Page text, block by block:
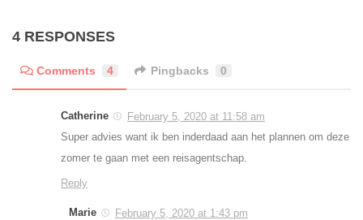
4 RESPONSES
Comments 4 Pingbacks 0
Catherine
February 5, 2020 at 11:58 am
Super advies want ik ben inderdaad aan het plannen om deze
zomer te gaan met een reisagentschap.
Reply
Marie
February 5, 2020 at 1:43 pm